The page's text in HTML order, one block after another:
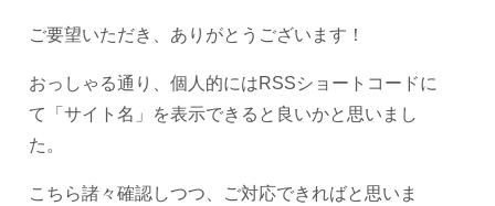
ご要望いただき、ありがとうございます！
おっしゃる通り、個人的にはRSSショートコードに
て「サイト名」を表示できると良いかと思いまし
た。
こちら諸々確認しつつ、ご対応できればと思いま